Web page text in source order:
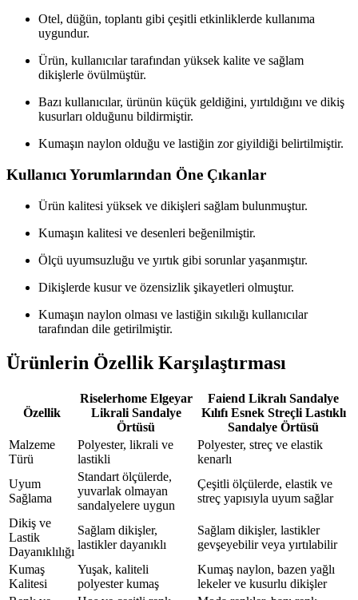
Otel, düğün, toplantı gibi çeşitli etkinliklerde kullanıma
uygundur.
Ürün, kullanıcılar tarafından yüksek kalite ve sağlam
dikişlerle övülmüştür.
Bazı kullanıcılar, ürünün küçük geldiğini, yırtıldığını ve dikiş
kusurları olduğunu bildirmiştir.
Kumaşın naylon olduğu ve lastiğin zor giyildiği belirtilmiştir.
Kullanıcı Yorumlarından Öne Çıkanlar
Ürün kalitesi yüksek ve dikişleri sağlam bulunmuştur.
Kumaşın kalitesi ve desenleri beğenilmiştir.
Ölçü uyumsuzluğu ve yırtık gibi sorunlar yaşanmıştır.
Dikişlerde kusur ve özensizlik şikayetleri olmuştur.
Kumaşın naylon olması ve lastiğin sıkılığı kullanıcılar
tarafından dile getirilmiştir.
Ürünlerin Özellik Karşılaştırması
Özellik
Riselerhome Elgeyar
Likrali Sandalye
Örtüsü
Faiend Likralı Sandalye
Kılıfı Esnek Streçli Lastıklı
Sandalye Örtüsü
Malzeme
Türü
Polyester, likrali ve
lastikli
Polyester, streç ve elastik
kenarlı
Uyum
Sağlama
Standart ölçülerde,
yuvarlak olmayan
sandalyelere uygun
Çeşitli ölçülerde, elastik ve
streç yapısıyla uyum sağlar
Dikiş ve
Lastik
Dayanıklılığı
Sağlam dikişler,
lastikler dayanıklı
Sağlam dikişler, lastikler
gevşeyebilir veya yırtılabilir
Kumaş
Kalitesi
Yuşak, kaliteli
polyester kumaş
Kumaş naylon, bazen yağlı
lekeler ve kusurlu dikişler